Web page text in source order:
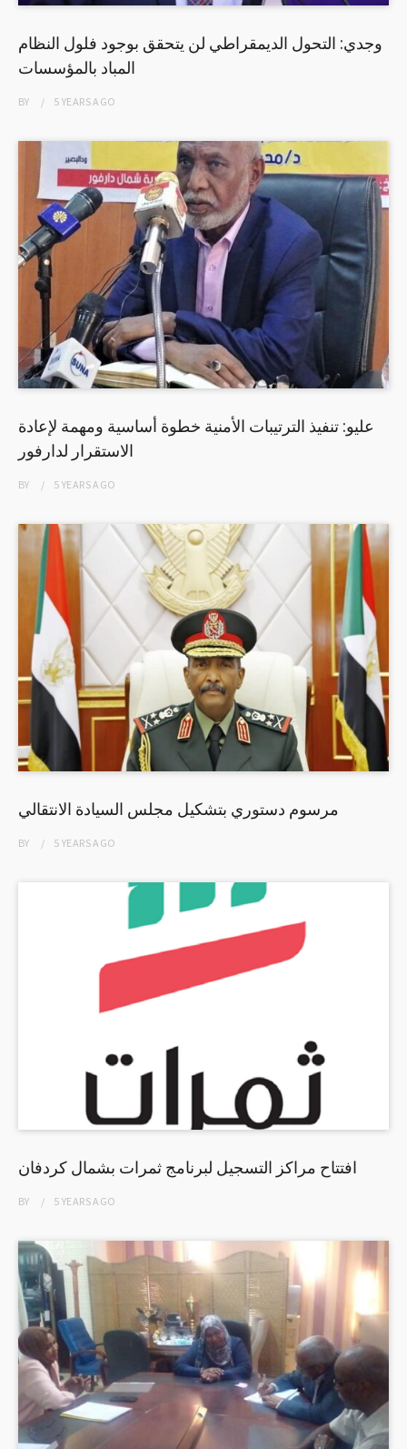
وجدي: التحول الديمقراطي لن يتحقق بوجود فلول النظام
المباد بالمؤسسات
BY 5 YEARSAGO
عليو: تنفيذ الترتيبات الأمنية خطوة أساسية ومهمة لإعادة
الاستقرار لدارفور
BY 5 YEARSAGO
مرسوم دستوري بتشكيل مجلس السيادة الانتقالي
BY 5 YEARSAGO
افتتاح مراكز التسجيل لبرنامج ثمرات بشمال كردفان
BY 5 YEARSAGO